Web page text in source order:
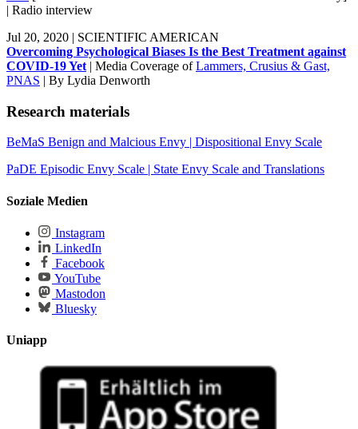
| Radio interview
Jul 20, 2020 | SCIENTIFIC AMERICAN
Overcoming Psychological Biases Is the Best Treatment against
COVID-19 Yet | Media Coverage ofLammers, Crusius & Gast,
PNAS | By Lydia Denworth
Research materials
BeMaS Benign and Malcious Envy | Dispositional Envy Scale
PaDE Episodic Envy Scale | State Envy Scale and Translations
Soziale Medien
Instagram
LinkedIn
Facebook
YouTube
Mastodon
Bluesky
Uniapp